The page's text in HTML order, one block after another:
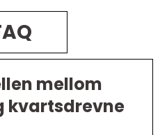
mellom
kvartsdrevne